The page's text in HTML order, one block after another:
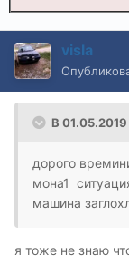
visla
В 01.05.2019
дорого
мона1
машина
я тоже не знаю